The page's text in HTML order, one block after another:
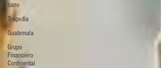
bano
Tragedia
Guatemala
Grupo
Financiero
Continental